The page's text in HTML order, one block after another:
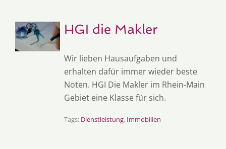
HGI die Makler
Wir lieben Hausaufgaben und
erhalten dafür immer wieder beste
Noten. HGI Die Makler im Rhein-Main
Gebiet eine Klasse für sich.
Tags: Dienstleistung, Immobilien